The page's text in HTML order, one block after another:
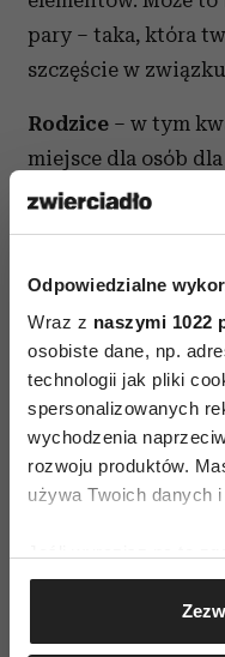
Odpowiedzialne
Wraz z naszymi 1022
osobiste dane, np.
technologii jak pliki
spersonalizowanych
wychodzenia
rozwoju produktów.
używa Twoich danych
Gromadzić
geograficznej z
Identyfikować
pary – taka, która
szczęście w
Rodzice – w tym
miejsce dla osób
tu też pojawić ci,
mentorów,
chciałabyś, aby
fundamenty. Jeśli
wsparcie i opiekę
ich zdjęcia lub
trwałość, stałość,
to będzie skała,
żółw.
Dzieci– ale także